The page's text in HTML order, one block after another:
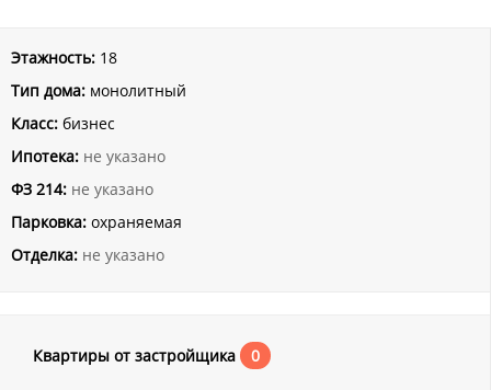
Этажность: 18
Тип дома: монолитный
Класс: бизнес
Ипотека: не указано
ФЗ 214: не указано
Парковка: охраняемая
Отделка: не указано
Квартиры от застройщика 0